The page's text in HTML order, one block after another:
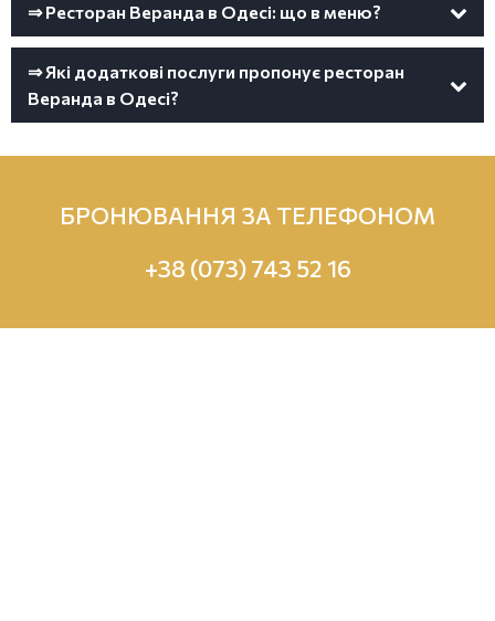
⇒ Ресторан Веранда в Одесі: що в меню?
⇒ Які додаткові послуги пропонує ресторан
Веранда в Одесі?
БРОНЮВАННЯ ЗА ТЕЛЕФОНОМ
+38 (073) 743 52 16